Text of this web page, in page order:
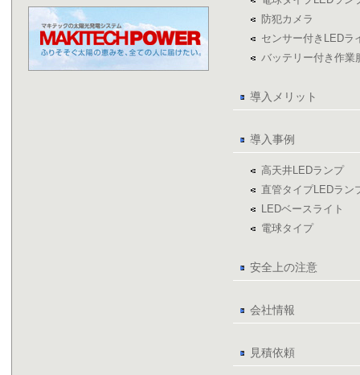
防犯カメラ
センサー付きLEDラ
バッテリー付き作業
導入メリット
導入事例
高天井LEDランプ
直管タイプLEDラン
LEDベースライト
電球タイプ
安全上の注意
会社情報
見積依頼